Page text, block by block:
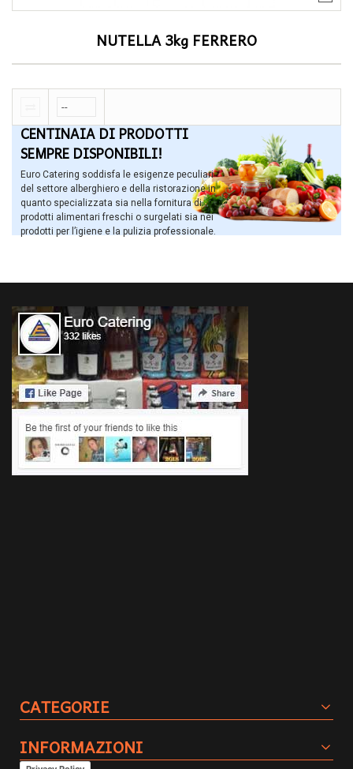
NUTELLA 3kg FERRERO
CENTINAIA DI PRODOTTI
SEMPRE DISPONIBILI!
Euro Catering soddisfa le esigenze peculiari
del settore alberghiero e della ristorazione in
quanto specializzata sia nella fornitura di
prodotti alimentari freschi o surgelati sia nei
prodotti per l’igiene e la pulizia professionale.
CATEGORIE
INFORMAZIONI